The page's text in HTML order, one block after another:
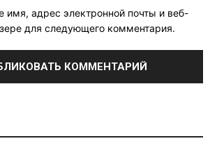
имя, адрес электронной почты и веб-
для следующего комментария.